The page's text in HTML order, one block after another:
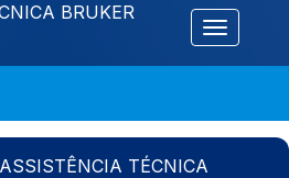
Alternar
TÉCNICA